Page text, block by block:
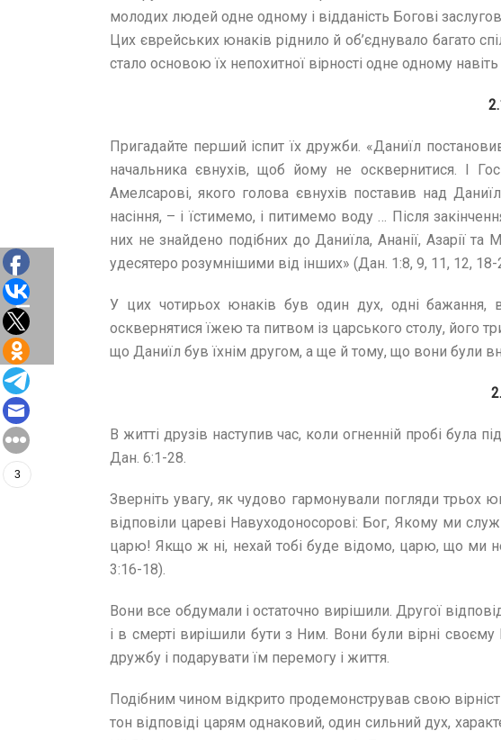
молодих людей одне одному і відданість Богові
Цих єврейських юнаків ріднило й об’єднувало багато
стало основою їх непохитної вірності одне одному
Пригадайте перший іспит їх дружби. «Даниїл
начальника євнухів, щоб йому не осквернитися. І
Амелсарові, якого голова євнухів поставив над
насіння, – і їстимемо, і питимемо воду … Після
них не знайдено подібних до Даниїла, Ананії, Азарії
удесятеро розумнішими від інших» (Дан. 1:8, 9, 11, 12, 18-
У цих чотирьох юнаків був один дух, одні бажання,
осквернятися їжею та питвом із царського столу, його
що Даниїл був їхнім другом, а ще й тому, що вони були
В житті друзів наступив час, коли огненній пробі була
Дан. 6:1-28.
Зверніть увагу, як чудово гармонували погляди трьох
відповіли цареві Навуходоносорові: Бог, Якому ми
царю! Якщо ж ні, нехай тобі буде відомо, царю, що ми
3:16-18).
Вони все обдумали і остаточно вирішили. Другої
і в смерті вирішили бути з Ним. Вони були вірні
дружбу і подарувати їм перемогу і життя.
Подібним чином відкрито продемонстрував свою
тон відповіді царям однаковий, один сильний дух,
3